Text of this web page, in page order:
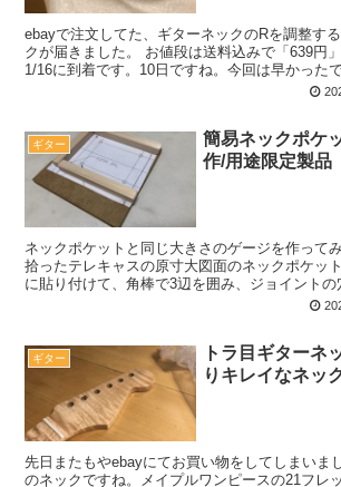
ebayで注文してた、ギターネックのRを調整す
クが届きました。 お値段は送料込みで「639円
1/16に到着です。10日ですね。今回は早かった
ギター
簡易ネックポケ
作/用途限定製品
ネックポケットと同じ大きさのゲージを作って
拾ったテレキャスの原寸大図面のネックポケッ
に貼り付けて、角棒で3辺を囲み、ジョイント
す。 ギターのネックを新しく購入した場合や
ギター
トラ目ギターネ
りキレイなネッ
先日またもやebayにてお買い物をしてしまいま
のネックですね。メイプルワンピースの21フレ